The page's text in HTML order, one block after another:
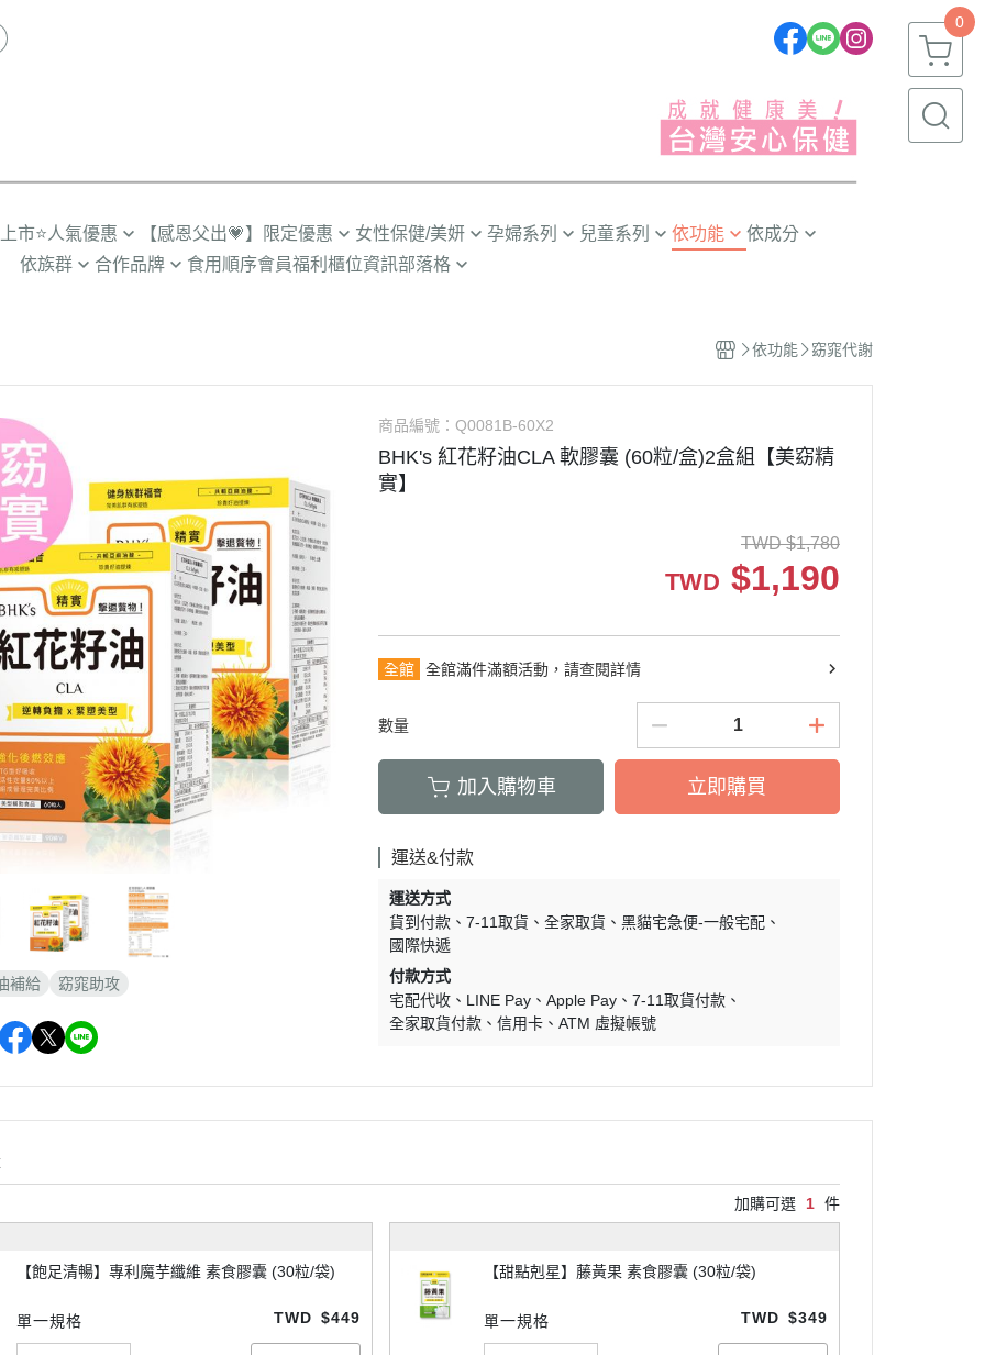
0
市⭐人氣優惠 【感恩父出💗】限定優惠 女性保健/美妍
熟齡舒適
青春守護
淨荳調理
豐盈烏黑
清新體香
孕婦系列
孕中期
孕後期
產後/哺乳
兒童系列
大童(6~12歲)
青少年(12歲以上)
依功能
體質防護
精神活力
窈窕代謝
送禮推薦
依成分
魚油/藻油(DHA/EPA)
蔓越莓/甘露糖
卵磷脂
維他命(A/B/C/D/E)
礦物質(鈣/鐵/鎂/鋅)
依族群
童
期
合作品牌
寵物嚴選➤Furluv樂球
食用順序會員福利 櫃位資訊部落格
成分解惑站
BHK's 情報站
BHK’s 研究手記
依功能 窈窕代謝
補給 窈窕助攻
商品編號：Q0081B-60X2
BHK's 紅花籽油CLA 軟膠囊 (60粒/盒)2盒組【美窈精
實】
TWD $1,780
TWD $1,190
全館 全館滿件滿額活動，請查閱詳情
數量
加入購物車 立即購買
運送&付款
運送方式
貨到付款
7-11取貨 全家取貨
黑貓宅急便-一般宅配
國際快遞
付款方式
宅配代收
LINE Pay Apple Pay
7-11取貨付款
全家取貨付款
信用卡 ATM 虛擬帳號
加購可選 1 件
【飽足清暢】專利魔芋纖維 素食膠囊 (30粒/袋)
單一規格 TWD $449
【甜點剋星】藤黃果 素食膠囊 (30粒/袋)
單一規格 TWD $349